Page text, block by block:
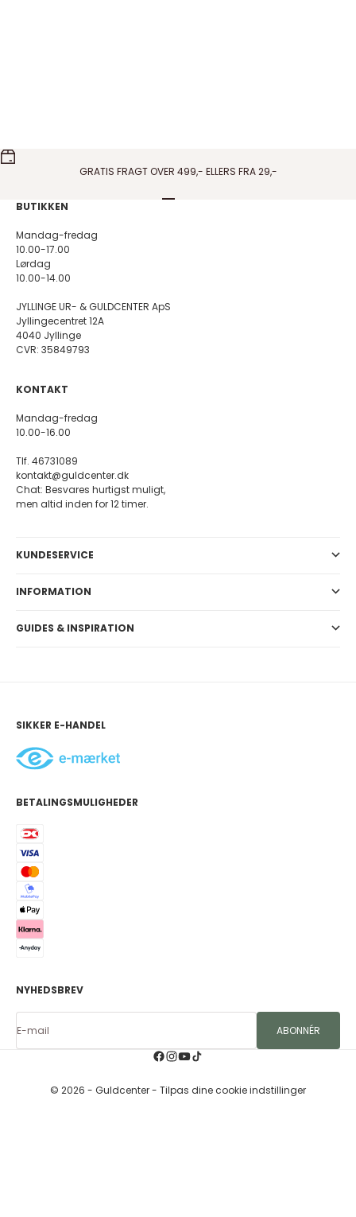
GRATIS FRAGT OVER 499,- ELLERS FRA 29,-
BUTIKKEN
Mandag-fredag
10.00-17.00
Lørdag
10.00-14.00
JYLLINGE UR- & GULDCENTER ApS
Jyllingecentret 12A
4040 Jyllinge
CVR: 35849793
KONTAKT
Mandag-fredag
10.00-16.00
Tlf. 46731089
kontakt@guldcenter.dk
Chat: Besvares hurtigst muligt,
men altid inden for 12 timer.
KUNDESERVICE
INFORMATION
GUIDES & INSPIRATION
SIKKER E-HANDEL
BETALINGSMULIGHEDER
NYHEDSBREV
E-mail ABONNÉR
© 2026 - Guldcenter- Tilpas dine cookie indstillinger